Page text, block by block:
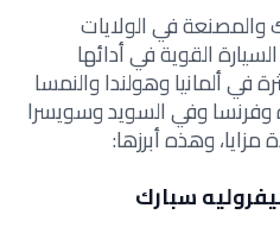
والمصنعة في الولايات
القوية في أدائها
في ألمانيا وهولندا والنمسا
وفي السويد وسويسرا
وهذه أبرزها:
سبارك